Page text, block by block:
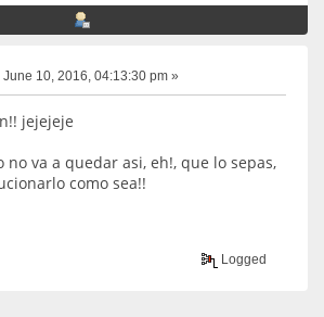
June 10, 2016, 04:13:30 pm »
jejejeje
no va a quedar asi, eh!, que lo sepas,
como sea!!
Logged